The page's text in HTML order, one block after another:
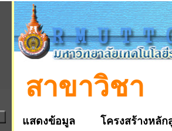
สาขาวิชา
แสดงข้อมูล
โครงสร้างหลัก